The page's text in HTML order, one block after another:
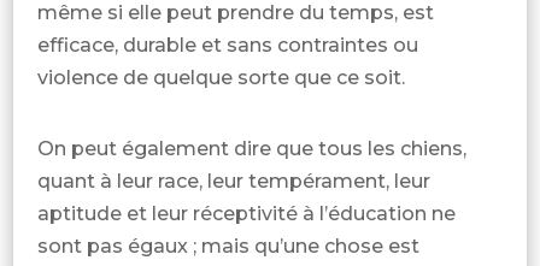
même si elle peut prendre du temps, est
efficace, durable et sans contraintes ou
violence de quelque sorte que ce soit.
On peut également dire que tous les chiens,
quant à leur race, leur tempérament, leur
aptitude et leur réceptivité à l’éducation ne
sont pas égaux ; mais qu’une chose est